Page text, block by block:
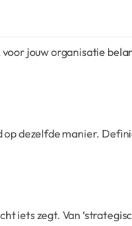
jouw organisatie
dezelfde manier.
iets zegt. Van